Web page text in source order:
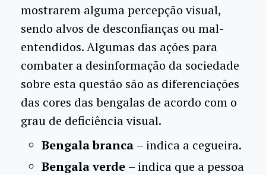
mostrarem alguma percepção visual,
sendo alvos de desconfianças ou mal-
entendidos. Algumas das ações para
combater a desinformação da sociedade
sobre esta questão são as diferenciações
das cores das bengalas de acordo com o
grau de deficiência visual.
Bengala branca – indica a cegueira.
Bengala verde – indica que a pessoa